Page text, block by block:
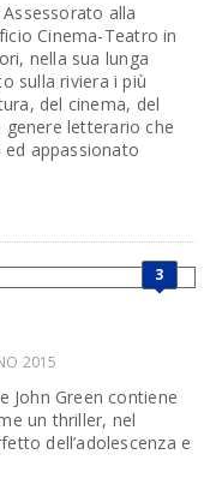
alla
Cinema-Teatro in
nella sua lunga
sulla riviera i più
del cinema, del
letterario che
appassionato
3
2015
John Green contiene
un thriller, nel
dell’adolescenza e